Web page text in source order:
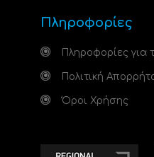
Πληροφορίες
Πληροφορίες για
Πολιτική
Όροι Χρήσης